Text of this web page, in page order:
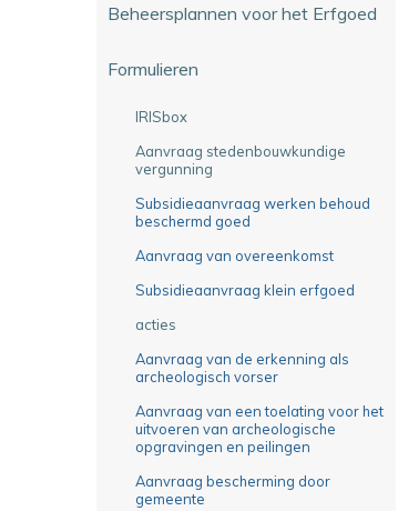
Beheersplannen voor het Erfgoed
Formulieren
IRISbox
Aanvraag stedenbouwkundige
vergunning
Subsidieaanvraag werken behoud
beschermd goed
Aanvraag van overeenkomst
Subsidieaanvraag klein erfgoed
acties
Aanvraag van de erkenning als
archeologisch vorser
Aanvraag van een toelating voor het
uitvoeren van archeologische
opgravingen en peilingen
Aanvraag bescherming door
gemeente